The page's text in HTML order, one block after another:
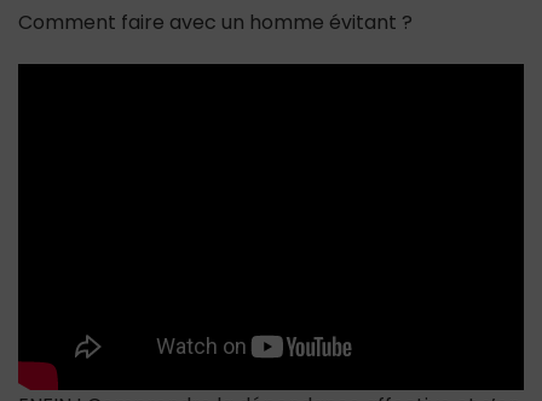
avec
homme
Comment faire avec un homme évitant ?